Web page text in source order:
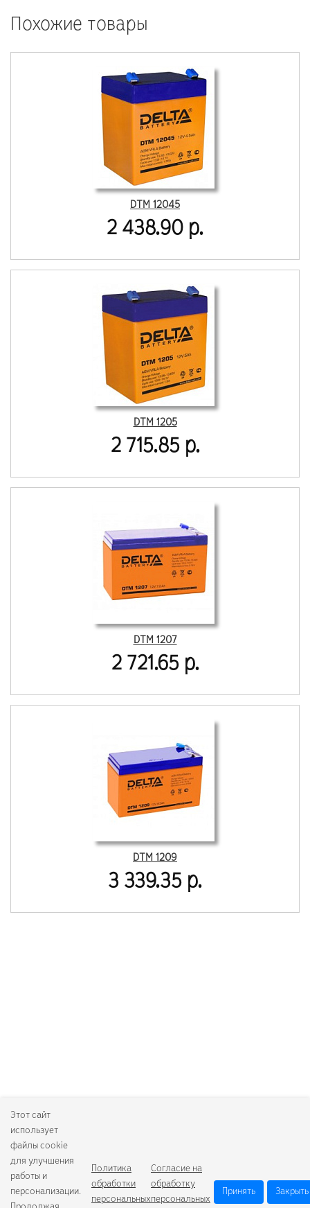
Похожие товары
DTM 12045
2 438.90 р.
DTM 1205
2 715.85 р.
DTM 1207
2 721.65 р.
DTM 1209
3 339.35 р.
Этот сайт
использует
файлы cookie
для улучшения
работы и
персонализации.
Политика
обработки
персональных
Согласие на
обработку
персональных
Принять Закрыть